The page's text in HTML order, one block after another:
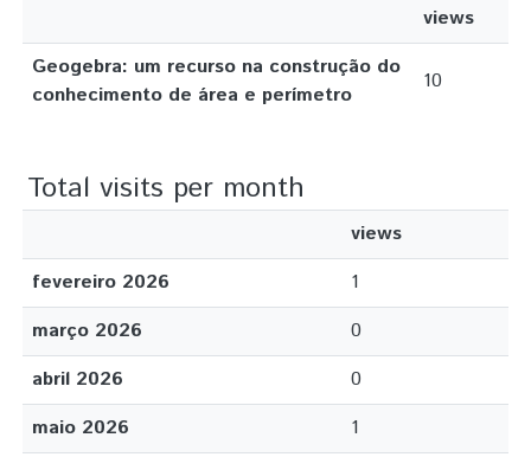
views
Geogebra: um recurso na construção do
conhecimento de área e perímetro
10
Total visits per month
views
fevereiro 2026
1
março 2026
0
abril 2026
0
maio 2026
1